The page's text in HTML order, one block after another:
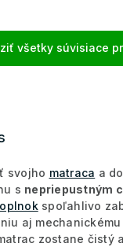
všetky súvisiace
svojho matraca a
s nepriepustným
spoľahlivo
aj
zostane čistý